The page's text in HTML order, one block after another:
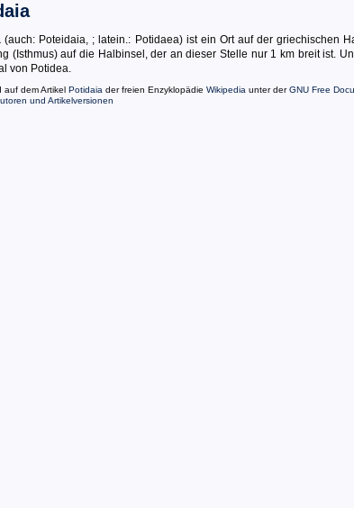
(auch: Poteidaia, ; latein.: Potidaea) ist ein Ort auf der griechischen
(Isthmus) auf die Halbinsel, der an dieser Stelle nur 1 km breit ist.
von Potidea.
auf dem Artikel Potidaia der freien Enzyklopädie Wikipedia unter derGNU Free
und Artikelversionen